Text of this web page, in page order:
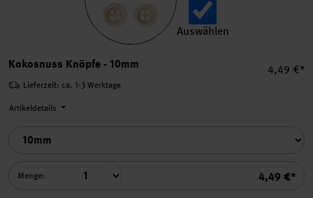
Auswählen
Kokosnuss Knöpfe - 10mm
4,49 €*
Summe
4,49 €*
Lieferzeit: ca. 1-3 Werktage
Artikeldetails
Menge: